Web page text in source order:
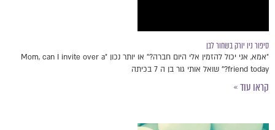
סיפור ניו יורק בשחור לבן
״אמא, אני יכול להזמין אלי היום חברה?״ או יותר נכון ״Mom, can I invite over a
friend today?" שואל אותי גור בן ה 7 בכיתה
קראו עוד »